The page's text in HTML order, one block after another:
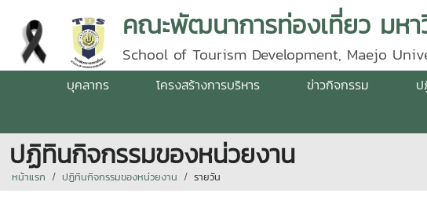
คณะพัฒนาการท่องเที่ยว มหา
School of Tourism Development, Maejo
บุคลากร โครงสร้างการบริหาร ข่าวกิจกรรม
ปฏิทินกิจกรรมของหน่วยงาน
หน้าแรก ปฏิทินกิจกรรมของหน่วยงาน รายวัน